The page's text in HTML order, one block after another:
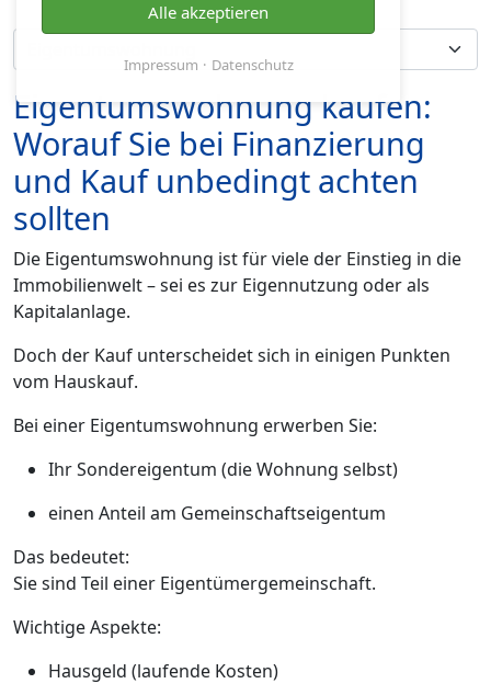
Alle akzeptieren
Impressum Datenschutz
Eigentumswohnung kaufen:
Worauf Sie bei Finanzierung
und Kauf unbedingt achten
sollten
Die Eigentumswohnung ist für viele der Einstieg in die
Immobilienwelt – sei es zur Eigennutzung oder als
Kapitalanlage.
Doch der Kauf unterscheidet sich in einigen Punkten
vom Hauskauf.
Bei einer Eigentumswohnung erwerben Sie:
Ihr Sondereigentum (die Wohnung selbst)
einen Anteil am Gemeinschaftseigentum
Das bedeutet:
Sie sind Teil einer Eigentümergemeinschaft.
Wichtige Aspekte:
Hausgeld (laufende Kosten)